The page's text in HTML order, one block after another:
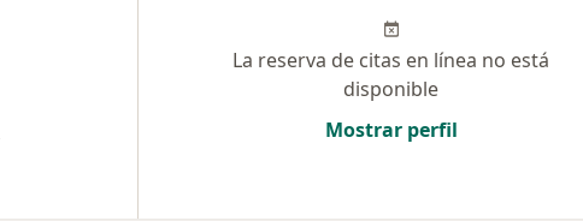
La reserva de citas en línea no está
disponible
Mostrar perfil